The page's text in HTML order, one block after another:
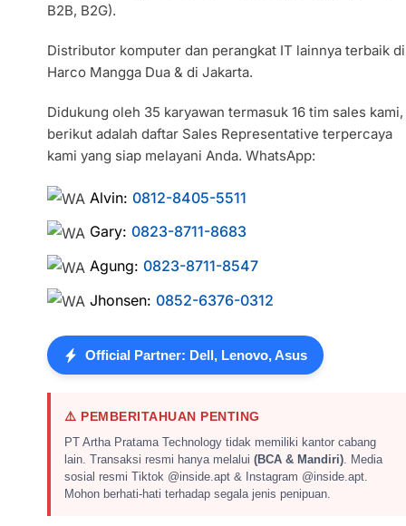
B2B, B2G).
Distributor komputer dan perangkat IT lainnya terbaik di
Harco Mangga Dua & di Jakarta.
Didukung oleh 35 karyawan termasuk 16 tim sales kami,
berikut adalah daftar Sales Representative terpercaya
kami yang siap melayani Anda. WhatsApp:
Alvin:0812-8405-5511
Gary:0823-8711-8683
Agung:0823-8711-8547
Jhonsen:0852-6376-0312
Official Partner: Dell, Lenovo, Asus
⚠️ PEMBERITAHUAN PENTING
PT Artha Pratama Technology tidak memiliki kantor cabang
lain. Transaksi resmi hanya melalui(BCA & Mandiri). Media
sosial resmi Tiktok @inside.apt & Instagram @inside.apt.
Mohon berhati-hati terhadap segala jenis penipuan.